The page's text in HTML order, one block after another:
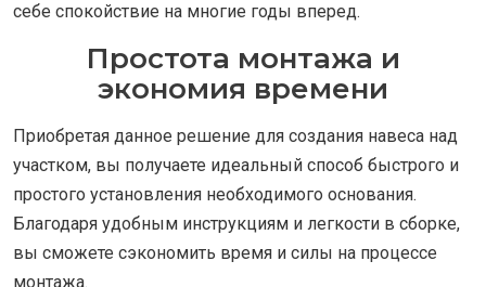
себе спокойствие на многие годы вперед.
Простота монтажа и
экономия времени
Приобретая данное решение для создания навеса над
участком, вы получаете идеальный способ быстрого и
простого установления необходимого основания.
Благодаря удобным инструкциям и легкости в сборке,
вы сможете сэкономить время и силы на процессе
монтажа.